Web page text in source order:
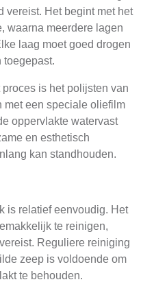
vereist. Het begint met het
waarna meerdere lagen
laag moet goed drogen
toegepast.
is het polijsten van
met een speciale oliefilm
oppervlakte watervast
en esthetisch
kan standhouden.
is relatief eenvoudig. Het
te reinigen,
Reguliere reiniging
zeep is voldoende om
te behouden.